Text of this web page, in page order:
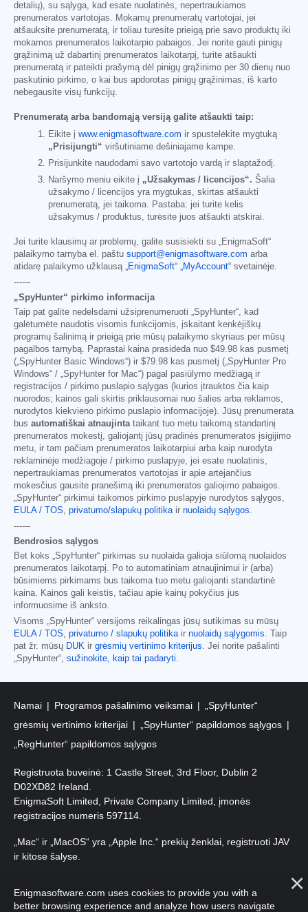
detalių), su sąlyga, kad esate nuolatinės, nepertraukiamos
prenumeratos vartotojas. Mokamų prenumeratų vartotojai, jei
atšauksite prenumeratą, ir toliau turėsite prieigą prie savo produktų iki
mokamos prenumeratos laikotarpio pabaigos. Jei norite gauti pinigų
grąžinimą už dabartinį prenumeratos laikotarpį, turite atšaukti
prenumeratą ir pateikti prašymą dėl pinigų grąžinimo per 30 dienų nuo
paskutinio pirkimo, o kai bus apdorotas pinigų grąžinimas, iš karto
nebegausite visų funkcijų.
Prenumeratą arba bandomąją versiją galite atšaukti taip:
Eikite į www.enigmasoftware.com ir spustelėkite mygtuką
„Prisijungti“ viršutiniame dešiniajame kampe.
Prisijunkite naudodami savo vartotojo vardą ir slaptažodį.
Naršymo meniu eikite į „Užsakymas / licencijos“. Šalia
užsakymo / licencijos yra mygtukas, skirtas atšaukti
prenumeratą, jei taikoma. Pastaba: jei turite kelis
užsakymus / produktus, turėsite juos atšaukti atskirai.
Jei turite klausimų ar problemų, galite susisiekti su „EnigmaSoft“
palaikymo tarnyba el. paštu support@enigmasoftware.com arba
atidarę palaikymo užklausą „EnigmaSoft“ „MyAccount“ svetainėje.
------
„SpyHunter“ pirkimo informacija
Taip pat galite nedelsdami užsiprenumeruoti „SpyHunter“, kad
galėtumėte naudotis visomis funkcijomis, įskaitant kenkėjiškų
programų šalinimą ir prieigą prie mūsų palaikymo skyriaus per mūsų
pagalbos tarnybą. Paprastai kaina prasideda nuo $49.98 kas pusmetį
(„SpyHunter Basic Windows“) ir $79.98 kas pusmetį („SpyHunter Pro
Windows“ / „SpyHunter for Mac“) pagal pasiūlymo medžiagą ir
registracijos / pirkimo puslapio sąlygas (kurios įtrauktos čia kaip
nuorodos; kainos gali skirtis priklausomai nuo šalies arba reklamos,
nurodytos kiekvieno pirkimo puslapio informacijoje). Jūsų prenumerata
bus automatiškai atnaujintataikant tuo metu taikomą standartinį
prenumeratos mokestį, galiojantį jūsų pradinės prenumeratos įsigijimo
metu, ir tam pačiam prenumeratos laikotarpiui arba kaip nurodyta
reklaminėje medžiagoje / pirkimo puslapyje, jei esate nuolatinis,
nepertraukiamas prenumeratos vartotojas ir apie artėjančius
mokesčius gausite pranešimą iki prenumeratos galiojimo pabaigos.
„SpyHunter“ pirkimui taikomos pirkimo puslapyje nurodytos sąlygos,
EULA / TOS, privatumo/slapukų politikair nuolaidų sąlygos.
------
Bendrosios sąlygos
Bet koks „SpyHunter“ pirkimas su nuolaida galioja siūlomą nuolaidos
prenumeratos laikotarpį. Po to automatiniam atnaujinimui ir (arba)
būsimiems pirkimams bus taikoma tuo metu galiojanti standartinė
kaina. Kainos gali keistis, tačiau apie kainų pokyčius jus
informuosime iš anksto.
Visoms „SpyHunter“ versijoms reikalingas jūsų sutikimas su mūsų
EULA / TOS, privatumo / slapukų politikair nuolaidų sąlygomis. Taip
pat žr. mūsų DUK ir grėsmių vertinimo kriterijus. Jei norite pašalinti
„SpyHunter“, sužinokite, kaip tai padaryti.
Namai Programos pašalinimo veiksmai
„SpyHunter“
grėsmių vertinimo kriterijai
„SpyHunter“ papildomos sąlygos
„RegHunter“ papildomos sąlygos
Registruota buveinė: 1 Castle Street, 3rd Floor, Dublin 2
D02XD82 Ireland.
EnigmaSoft Limited, Private Company Limited, įmonės
registracijos numeris 597114.
„Mac“ ir „MacOS“ yra „Apple Inc.“ prekių ženklai, registruoti JAV
ir kitose šalyse.
saugomos.
Enigmasoftware.com uses cookies to provide you with a
better browsing experience and analyze how users navigate